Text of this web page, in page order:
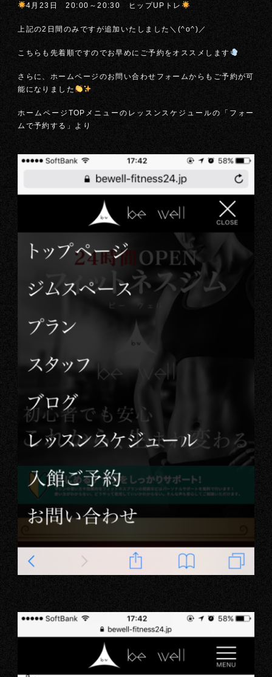
4月23日 20:00～20:30 ヒップUPトレ
上記の2日間のみですが追加いたしました＼(^o^)／
こちらも先着順ですのでお早めにご予約をオススメします
さらに、ホームページのお問い合わせフォームからもご予約が可
能になりました
ホームページTOPメニューのレッスンスケジュールの「フォー
ムで予約する」より